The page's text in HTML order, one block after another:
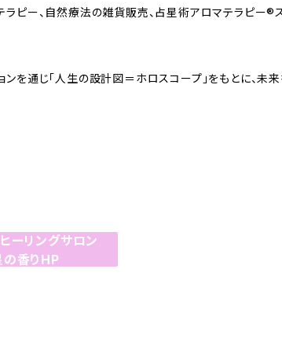
ラピー、自然療法の雑貨販売、占星術アロマテラピー®
を通じ「人生の設計図＝ホロスコープ」をもとに、未来
ーリングサロン
の香りHP